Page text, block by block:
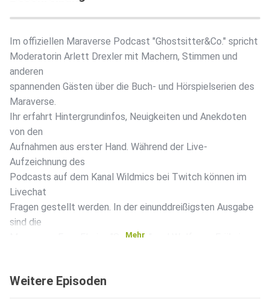
Im offiziellen Maraverse Podcast "Ghostsitter&Co." spricht
Moderatorin Arlett Drexler mit Machern, Stimmen und
anderen
spannenden Gästen über die Buch- und Hörspielserien des
Maraverse.
Ihr erfahrt Hintergrundinfos, Neuigkeiten und Anekdoten
von den
Aufnahmen aus erster Hand. Während der Live-
Aufzeichnung des
Podcasts auf dem Kanal Wildmics bei Twitch können im
Livechat
Fragen gestellt werden. In der einunddreißigsten Ausgabe
sind die
Maraverse-Fans Florian "Spitzohr" und Wolfgang Fröhning
Hosted on Acast. See acast.com/privacy for more
Mehr
Weitere Episoden